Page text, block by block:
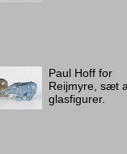
Paul Hoff for
Reijmyre, sæt
glasfigurer.